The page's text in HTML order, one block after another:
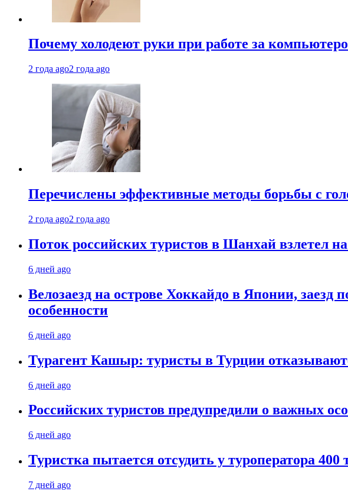
Почему холодеют руки при работе за
2 года ago2 года ago
Перечислены эффективные методы борьбы с
2 года ago2 года ago
Поток российских туристов в Шанхай взлетел
6 дней ago
Велозаезд на острове Хоккайдо в Японии, заезд
особенности
6 дней ago
Турагент Кашыр: туристы в Турции
6 дней ago
Российских туристов предупредили о важных
6 дней ago
Туристка пытается отсудить у туроператора
7 дней ago